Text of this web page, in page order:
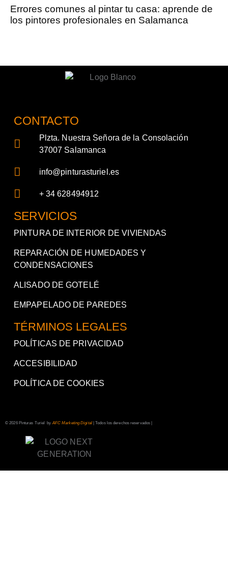
Errores comunes al pintar tu casa: aprende de
los pintores profesionales en Salamanca
CONTACTO
Plzta. Nuestra Señora de la Consolación
37007 Salamanca
info@pinturasturiel.es
+ 34 628494912
SERVICIOS
PINTURA DE INTERIOR DE VIVIENDAS
REPARACIÓN DE HUMEDADES Y
CONDENSACIONES
ALISADO DE GOTELÉ
EMPAPELADO DE PAREDES
TÉRMINOS LEGALES
POLÍTICAS DE PRIVACIDAD
ACCESIBILIDAD
POLÍTICA DE COOKIES
© 2026 Pinturas Turiel byAFC Marketing Digital| Todos los derechos reservados |